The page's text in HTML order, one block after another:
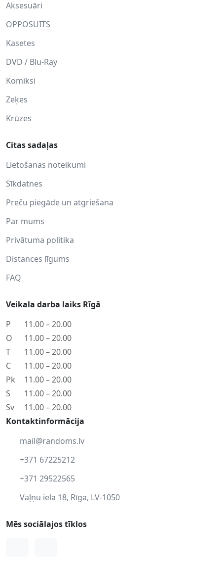
Aksesuāri
OPPOSUITS
Kasetes
DVD / Blu-Ray
Komiksi
Zeķes
Krūzes
Citas sadaļas
Lietošanas noteikumi
Sīkdatnes
Preču piegāde un atgriešana
Par mums
Privātuma politika
Distances līgums
FAQ
Veikala darba laiks Rīgā
P
11.00 – 20.00
O
11.00 – 20.00
T
11.00 – 20.00
C
11.00 – 20.00
Pk
11.00 – 20.00
S
11.00 – 20.00
Sv
11.00 – 20.00
Kontaktinformācija
mail@randoms.lv
+371 67225212
+371 29522565
Vaļņu iela 18, Rīga, LV-1050
Mēs sociālajos tīklos